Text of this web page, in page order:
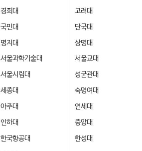
경희대
고려대
국민대
단국대
명지대
상명대
서울과학기술대
서울교대
서울시립대
성균관대
세종대
숙명여대
아주대
연세대
인하대
중앙대
한국항공대
한성대